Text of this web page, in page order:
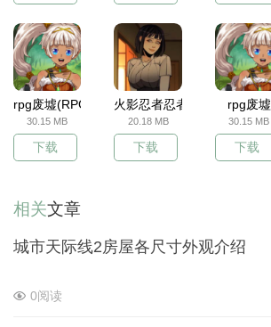
rpg废墟(RPG Ruinverse)
30.15 MB
下载
火影忍者忍者之主
20.18 MB
下载
rpg废墟
30.15 MB
下载
相关文章
城市天际线2房屋各尺寸外观介绍
0阅读